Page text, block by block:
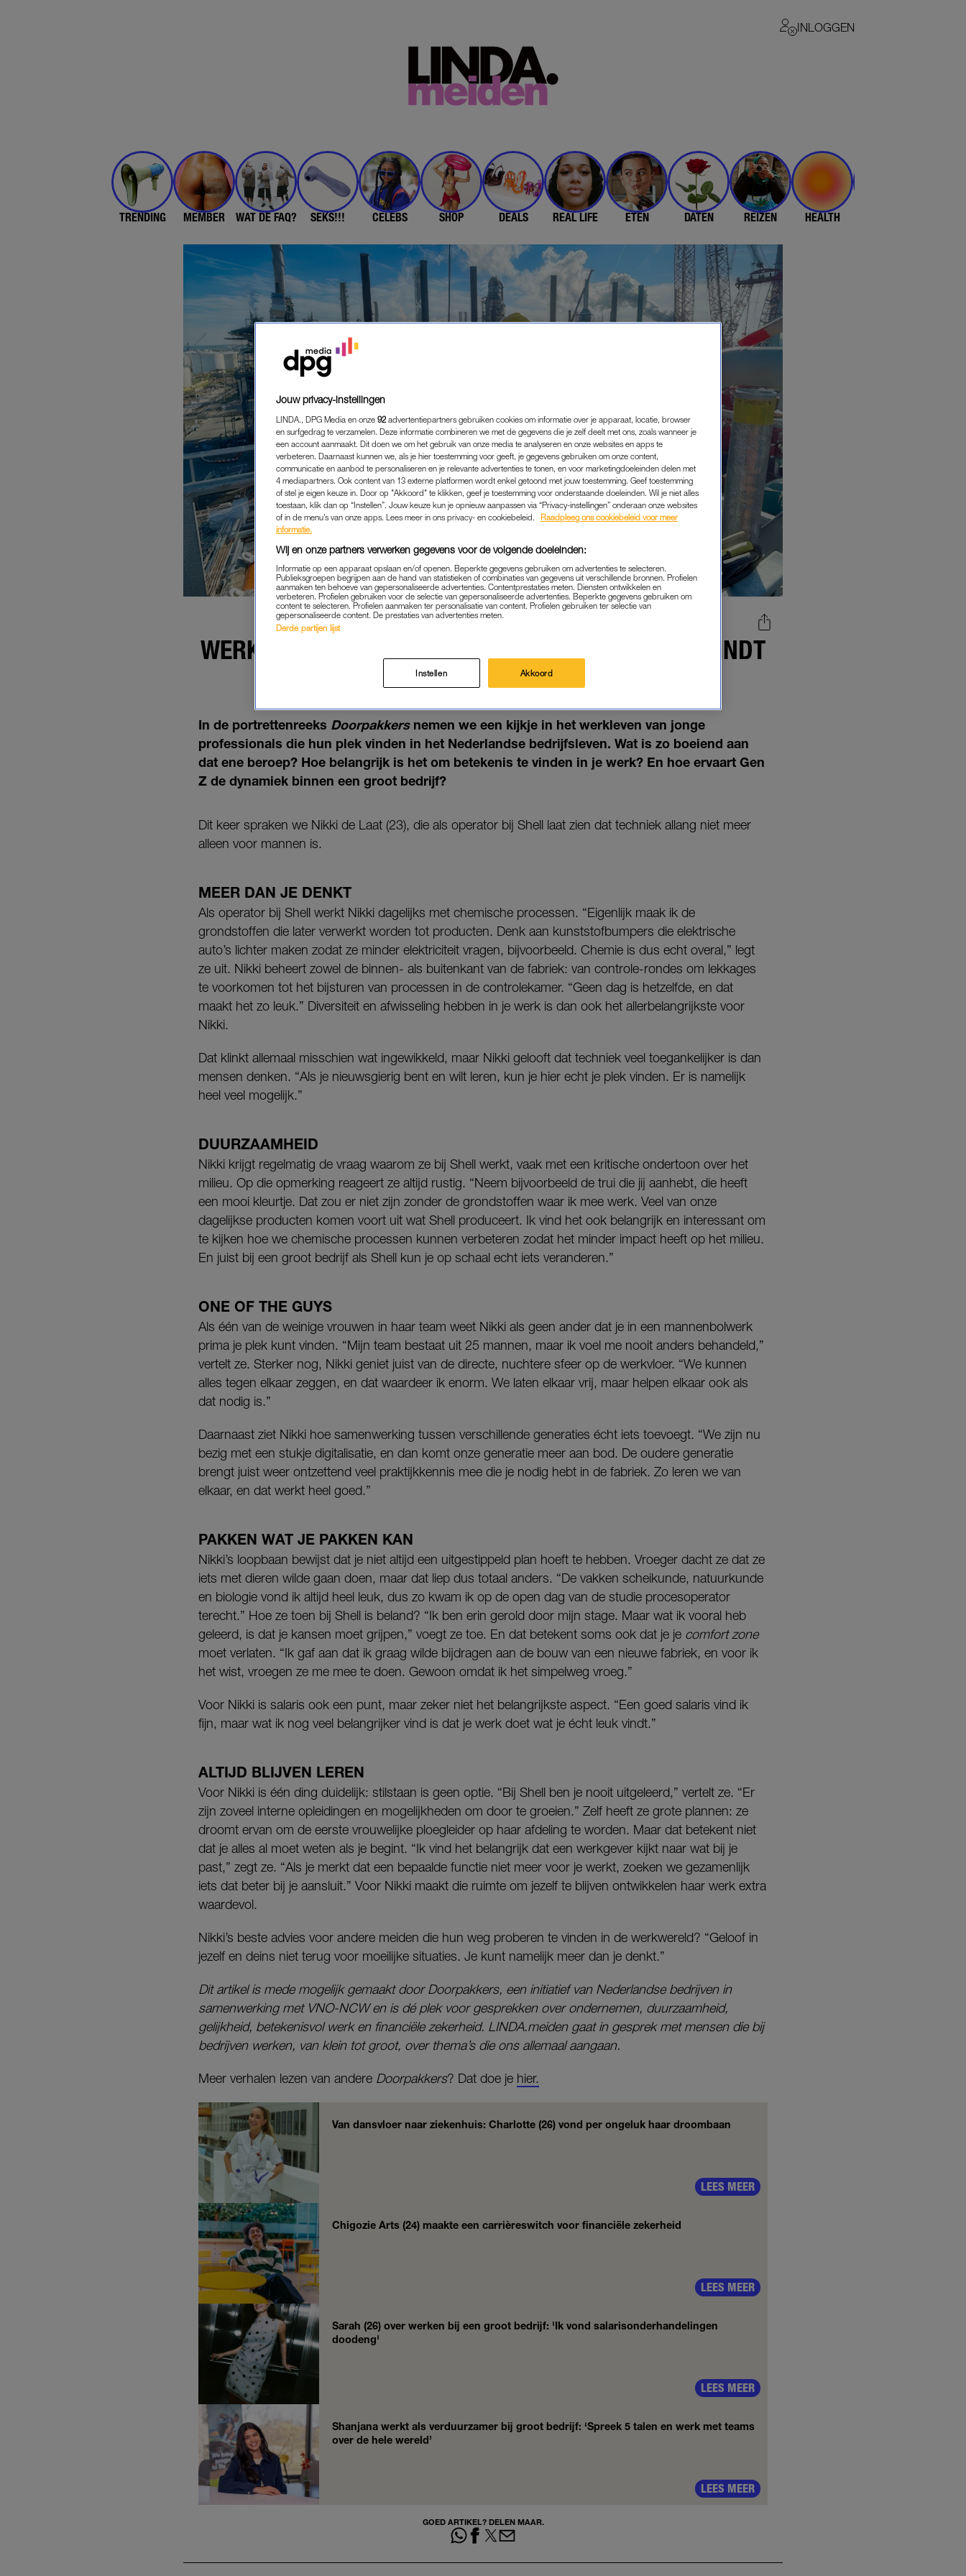
INLOGGEN
TRENDING MEMBER WAT DE FAQ? SEKS!!! CELEBS SHOP DEALS REAL LIFE ETEN DATEN REIZEN HEALTH
WERKEN IN EEN TEAM VOL MANNEN? NIKKI (23) VINDT
DAT JUIST LEUK: 'ZE ZIJN LEKKER NUCHTER'
LINDA.MEIDEN |DOORPAKKERS
06-02-2025 | BLOEM VAN BEIJSTERVELDT
In de portrettenreeks Doorpakkersnemen we een kijkje in het werkleven van jonge
professionals die hun plek vinden in het Nederlandse bedrijfsleven. Wat is zo boeiend aan
dat ene beroep? Hoe belangrijk is het om betekenis te vinden in je werk? En hoe ervaart Gen
Z de dynamiek binnen een groot bedrijf?
Dit keer spraken we Nikki de Laat (23), die als operator bij Shell laat zien dat techniek allang niet meer
alleen voor mannen is.
MEER DAN JE DENKT
Als operator bij Shell werkt Nikki dagelijks met chemische processen. “Eigenlijk maak ik de
grondstoffen die later verwerkt worden tot producten. Denk aan kunststofbumpers die elektrische
auto’s lichter maken zodat ze minder elektriciteit vragen, bijvoorbeeld. Chemie is dus echt overal,” legt
ze uit. Nikki beheert zowel de binnen- als buitenkant van de fabriek: van controle-rondes om lekkages
te voorkomen tot het bijsturen van processen in de controlekamer. “Geen dag is hetzelfde, en dat
maakt het zo leuk.” Diversiteit en afwisseling hebben in je werk is dan ook het allerbelangrijkste voor
Nikki.
Dat klinkt allemaal misschien wat ingewikkeld, maar Nikki gelooft dat techniek veel toegankelijker is dan
mensen denken. “Als je nieuwsgierig bent en wilt leren, kun je hier echt je plek vinden. Er is namelijk
heel veel mogelijk.”
DUURZAAMHEID
Nikki krijgt regelmatig de vraag waarom ze bij Shell werkt, vaak met een kritische ondertoon over het
milieu. Op die opmerking reageert ze altijd rustig. “Neem bijvoorbeeld de trui die jij aanhebt, die heeft
een mooi kleurtje. Dat zou er niet zijn zonder de grondstoffen waar ik mee werk. Veel van onze
dagelijkse producten komen voort uit wat Shell produceert. Ik vind het ook belangrijk en interessant om
te kijken hoe we chemische processen kunnen verbeteren zodat het minder impact heeft op het milieu.
En juist bij een groot bedrijf als Shell kun je op schaal echt iets veranderen.”
ONE OF THE GUYS
Als één van de weinige vrouwen in haar team weet Nikki als geen ander dat je in een mannenbolwerk
prima je plek kunt vinden. “Mijn team bestaat uit 25 mannen, maar ik voel me nooit anders behandeld,”
vertelt ze. Sterker nog, Nikki geniet juist van de directe, nuchtere sfeer op de werkvloer. “We kunnen
alles tegen elkaar zeggen, en dat waardeer ik enorm. We laten elkaar vrij, maar helpen elkaar ook als
dat nodig is.”
Daarnaast ziet Nikki hoe samenwerking tussen verschillende generaties écht iets toevoegt. “We zijn nu
bezig met een stukje digitalisatie, en dan komt onze generatie meer aan bod. De oudere generatie
brengt juist weer ontzettend veel praktijkkennis mee die je nodig hebt in de fabriek. Zo leren we van
elkaar, en dat werkt heel goed.”
PAKKEN WAT JE PAKKEN KAN
Nikki’s loopbaan bewijst dat je niet altijd een uitgestippeld plan hoeft te hebben. Vroeger dacht ze dat ze
iets met dieren wilde gaan doen, maar dat liep dus totaal anders. “De vakken scheikunde, natuurkunde
en biologie vond ik altijd heel leuk, dus zo kwam ik op de open dag van de studie procesoperator
terecht.” Hoe ze toen bij Shell is beland? “Ik ben erin gerold door mijn stage. Maar wat ik vooral heb
geleerd, is dat je kansen moet grijpen,” voegt ze toe. En dat betekent soms ook dat je je comfort zone
moet verlaten. “Ik gaf aan dat ik graag wilde bijdragen aan de bouw van een nieuwe fabriek, en voor ik
het wist, vroegen ze me mee te doen. Gewoon omdat ik het simpelweg vroeg.”
Voor Nikki is salaris ook een punt, maar zeker niet het belangrijkste aspect. “Een goed salaris vind ik
fijn, maar wat ik nog veel belangrijker vind is dat je werk doet wat je écht leuk vindt.”
ALTIJD BLIJVEN LEREN
Voor Nikki is één ding duidelijk: stilstaan is geen optie. “Bij Shell ben je nooit uitgeleerd,” vertelt ze. “Er
zijn zoveel interne opleidingen en mogelijkheden om door te groeien.” Zelf heeft ze grote plannen: ze
droomt ervan om de eerste vrouwelijke ploegleider op haar afdeling te worden. Maar dat betekent niet
dat je alles al moet weten als je begint. “Ik vind het belangrijk dat een werkgever kijkt naar wat bij je
past,” zegt ze. “Als je merkt dat een bepaalde functie niet meer voor je werkt, zoeken we gezamenlijk
iets dat beter bij je aansluit.” Voor Nikki maakt die ruimte om jezelf te blijven ontwikkelen haar werk extra
waardevol.
Nikki’s beste advies voor andere meiden die hun weg proberen te vinden in de werkwereld? “Geloof in
jezelf en deins niet terug voor moeilijke situaties. Je kunt namelijk meer dan je denkt.”
Dit artikel is mede mogelijk gemaakt door Doorpakkers, een initiatief van Nederlandse bedrijven in
samenwerking met VNO-NCW en is dé plek voor gesprekken over ondernemen, duurzaamheid,
gelijkheid, betekenisvol werk en financiële zekerheid. LINDA.meiden gaat in gesprek met mensen die bij
bedrijven werken, van klein tot groot, over thema’s die ons allemaal aangaan.
Meer verhalen lezen van andere Doorpakkers? Dat doe je hier.
Van dansvloer naar ziekenhuis: Charlotte (26) vond per ongeluk haar droombaan
LEES MEER
Chigozie Arts (24) maakte een carrièreswitch voor financiële zekerheid
LEES MEER
Sarah (26) over werken bij een groot bedrijf: 'Ik vond salarisonderhandelingen
doodeng'
LEES MEER
Shanjana werkt als verduurzamer bij groot bedrijf: ‘Spreek 5 talen en werk met teams
over de hele wereld’
LEES MEER
GOED ARTIKEL? DELEN MAAR.
Jouw privacy-instellingen
LINDA., DPG Media en onze 92 advertentiepartners gebruiken cookies om informatie over je apparaat, locatie, browser
en surfgedrag te verzamelen. Deze informatie combineren we met de gegevens die je zelf deelt met ons, zoals wanneer je
een account aanmaakt. Dit doen we om het gebruik van onze media te analyseren en onze websites en apps te
verbeteren. Daarnaast kunnen we, als je hier toestemming voor geeft, je gegevens gebruiken om onze content,
communicatie en aanbod te personaliseren en je relevante advertenties te tonen, en voor marketingdoeleinden delen met
4 mediapartners. Ook content van 13 externe platformen wordt enkel getoond met jouw toestemming. Geef toestemming
of stel je eigen keuze in. Door op "Akkoord" te klikken, geef je toestemming voor onderstaande doeleinden. Wil je niet alles
toestaan, klik dan op “Instellen”. Jouw keuze kun je opnieuw aanpassen via “Privacy-instellingen” onderaan onze websites
of in de menu’s van onze apps. Lees meer in ons privacy- en cookiebeleid.
Raadpleeg ons cookiebeleid voor meer
informatie.
Wij en onze partners verwerken gegevens voor de volgende doeleinden:
Informatie op een apparaat opslaan en/of openen. Beperkte gegevens gebruiken om advertenties te selecteren.
Publieksgroepen begrijpen aan de hand van statistieken of combinaties van gegevens uit verschillende bronnen. Profielen
aanmaken ten behoeve van gepersonaliseerde advertenties. Contentprestaties meten. Diensten ontwikkelen en
verbeteren. Profielen gebruiken voor de selectie van gepersonaliseerde advertenties. Beperkte gegevens gebruiken om
content te selecteren. Profielen aanmaken ter personalisatie van content. Profielen gebruiken ter selectie van
gepersonaliseerde content. De prestaties van advertenties meten.
Derde partijen lijst
Instellen Akkoord